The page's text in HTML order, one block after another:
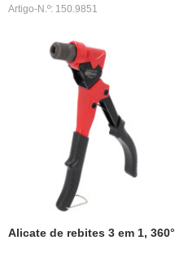
Artigo-N.º: 150.9851
Alicate de rebites 3 em 1, 360°